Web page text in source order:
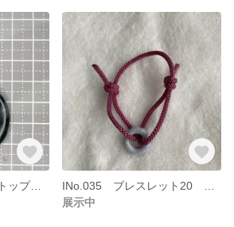
INo.036 ペンダントトップ ダブルサークル36-10 糸魚川姫川ヒスイ フォレストグリーン
展示中